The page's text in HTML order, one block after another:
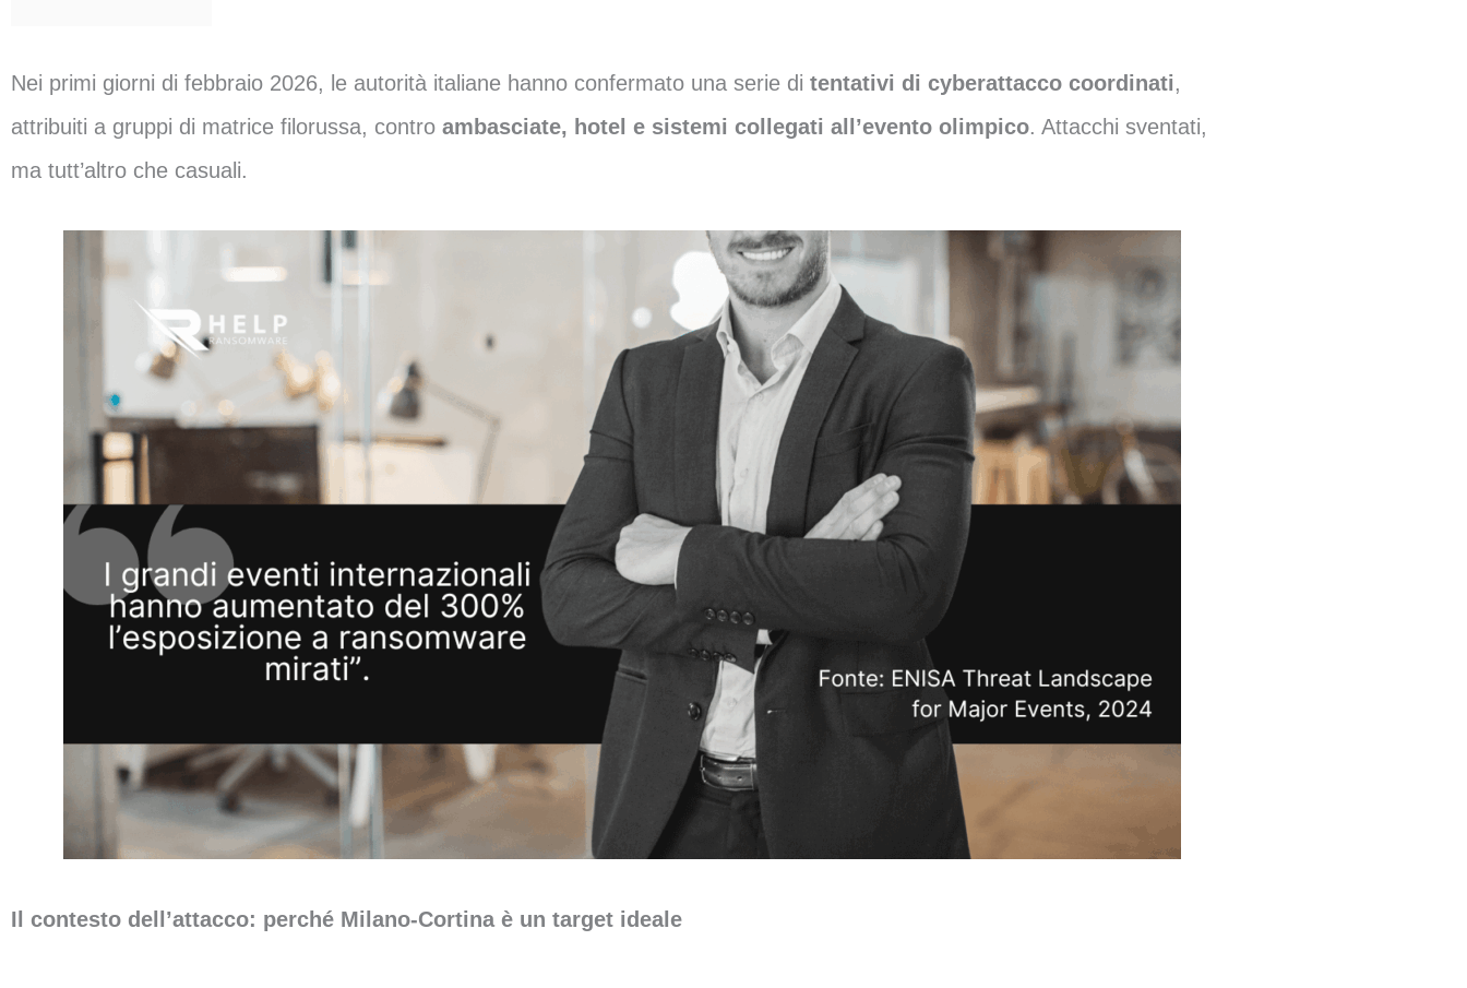
Nei primi giorni di febbraio 2026, le autorità italiane hanno confermato una serie di tentativi di cyberattacco coordinati,
attribuiti a gruppi di matrice filorussa, contro ambasciate, hotel e sistemi collegati all’evento olimpico. Attacchi sventati,
ma tutt’altro che casuali.
Il contesto dell’attacco: perché Milano-Cortina è un target ideale